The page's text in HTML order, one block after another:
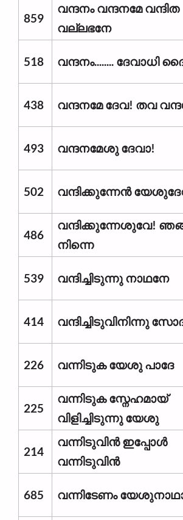
859
വന്ദനം വന്ദനമേ വന്ദിത
വല്ലഭനേ
518 വന്ദനം........ ദേവാധി
438 വന്ദനമേ ദേവ! തവ
493 വന്ദനമേശു ദേവാ!
502 വന്ദിക്കുന്നേൻ
486
വന്ദിക്കുന്നേശുവേ!
നിന്നെ
539 വന്ദിച്ചിടുന്നു നാഥനേ
414 വന്ദിച്ചിടുവിനിന്നു
226 വന്നിടുക യേശു പാദേ
225
വന്നിടുക സ്നേഹമായ്
വിളിച്ചിടുന്നു യേശു
214
വന്നിടുവിൻ ഇപ്പോൾ
വന്നിടുവിൻ
685 വന്നിടേണം